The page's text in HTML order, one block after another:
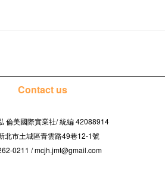
Contact us
倫美國際實業社/統編 42088914
北市土城區青雲路49巷12-1號
0211 / mcjh.jmt@gmail.com